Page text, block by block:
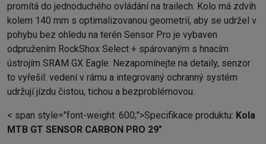
promítá do jednoduchého ovládání na trailech. Kolo má zdvih
kolem 140 mm s optimalizovanou geometrií, aby se udržel v
pohybu bez ohledu na terén Sensor Pro je vybaven
odpružením RockShox Select + spárovaným s hnacím
ústrojím SRAM GX Eagle. Nezapomínejte na detaily, senzor
to vyřešil: vedení v rámu a integrovaný ochranný systém
udržují jízdu čistou, tichou a bezproblémovou.
< span style="font-weight: 600;">Specifikace produktu: Kola
MTB GT SENSOR CARBON PRO 29"